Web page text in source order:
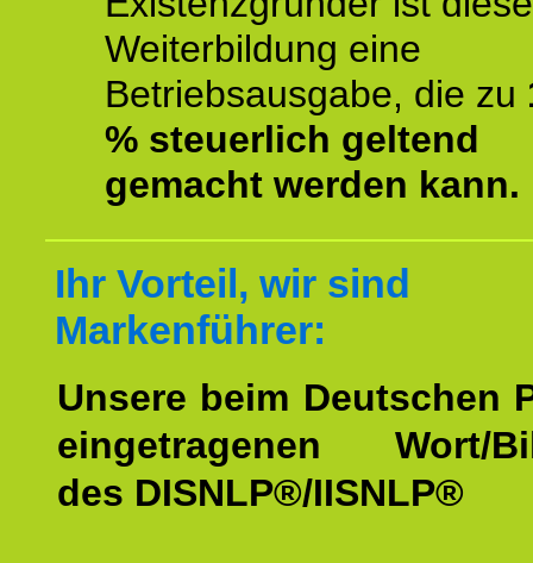
Weiterbildung eine
Betriebsausgabe, die zu
% steuerlich geltend
gemacht werden kann.
Ihr Vorteil, wir sind
Markenführer:
Unsere beim Deutschen
eingetragenen Wort/
des DISNLP®/IISNLP®